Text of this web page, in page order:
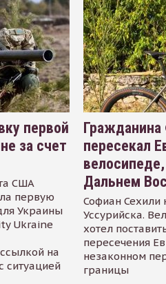
первой
за счет
США
первую
Украины
Ukraine
на
ситуацией
пересекал
Дальнем
Софиан Сехили
Уссурийска.
хотел
пересечения
незаконном
границы